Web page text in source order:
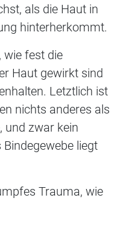
als die Haut in
hinterherkommt.
wie fest die
Haut gewirkt sind
Letztlich ist
nichts anderes als
und zwar kein
liegt
Trauma, wie